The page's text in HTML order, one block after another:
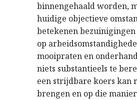
binnengehaald worden,
huidige objectieve
betekenen
op
mooipraten en
niets substantieels te
een strijdbare koers kan
brengen en op die